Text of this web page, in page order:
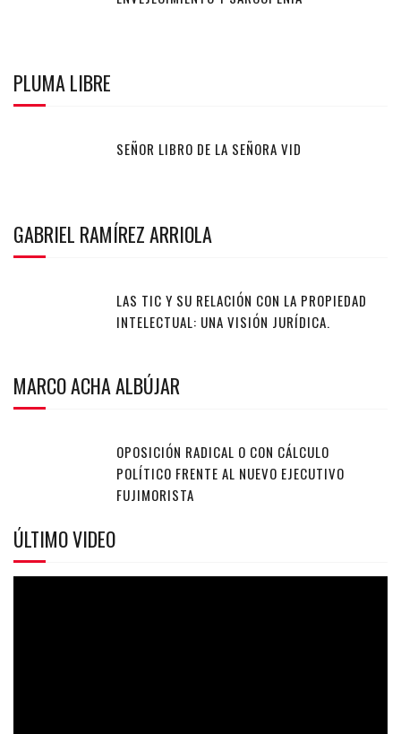
PLUMA LIBRE
SEÑOR LIBRO DE LA SEÑORA VID
GABRIEL RAMÍREZ ARRIOLA
LAS TIC Y SU RELACIÓN CON LA PROPIEDAD
INTELECTUAL: UNA VISIÓN JURÍDICA.
MARCO ACHA ALBÚJAR
OPOSICIÓN RADICAL O CON CÁLCULO
POLÍTICO FRENTE AL NUEVO EJECUTIVO
FUJIMORISTA
ÚLTIMO VIDEO